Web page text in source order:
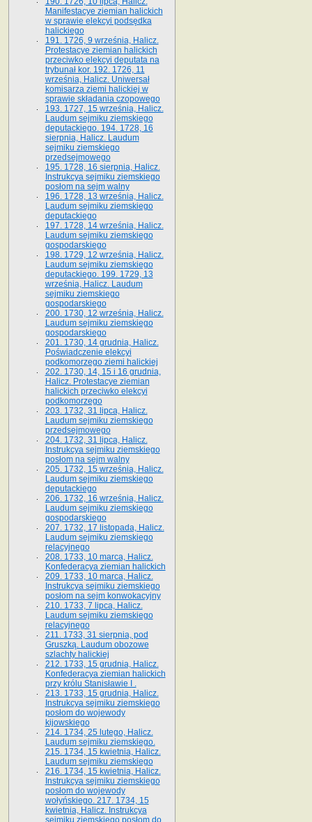
Manifestacye ziemian halickich
w sprawie elekcyi podsędka
halickiego
191. 1726, 9 września, Halicz.
Protestacye ziemian halickich
przeciwko elekcyi deputata na
trybunał kor. 192. 1726, 11
września, Halicz. Uniwersał
komisarza ziemi halickiej w
sprawie składania czopowego
193. 1727, 15 września, Halicz.
Laudum sejmiku ziemskiego
deputackiego. 194. 1728, 16
sierpnia, Halicz. Laudum
sejmiku ziemskiego
przedsejmowego
195. 1728, 16 sierpnia, Halicz.
Instrukcya sejmiku ziemskiego
posłom na sejm walny
196. 1728, 13 września, Halicz.
Laudum sejmiku ziemskiego
deputackiego
197. 1728, 14 września, Halicz.
Laudum sejmiku ziemskiego
gospodarskiego
198. 1729, 12 września, Halicz.
Laudum sejmiku ziemskiego
deputackiego. 199. 1729, 13
września, Halicz. Laudum
sejmiku ziemskiego
gospodarskiego
200. 1730, 12 września, Halicz.
Laudum sejmiku ziemskiego
gospodarskiego
201. 1730, 14 grudnia, Halicz.
Poświadczenie elekcyi
podkomorzego ziemi halickiej
202. 1730, 14, 15 i 16 grudnia,
Halicz. Protestacye ziemian
halickich przeciwko elekcyi
podkomorzego
203. 1732, 31 lipca, Halicz.
Laudum sejmiku ziemskiego
przedsejmowego
204. 1732, 31 lipca, Halicz.
Instrukcya sejmiku ziemskiego
posłom na sejm walny
205. 1732, 15 września, Halicz.
Laudum sejmiku ziemskiego
deputackiego
206. 1732, 16 września, Halicz.
Laudum sejmiku ziemskiego
gospodarskiego
207. 1732, 17 listopada, Halicz.
Laudum sejmiku ziemskiego
relacyjnego
208. 1733, 10 marca, Halicz.
Konfederacya ziemian halickich­
209. 1733, 10 marca, Halicz.
Instrukcya sejmiku ziemskiego
posłom na sejm konwokacyjny
210. 1733, 7 lipca, Halicz.
Laudum sejmiku ziemskiego
relacyjnego
211. 1733, 31 sierpnia, pod
Gruszką. Laudum obozowe
szlachty halickiej
212. 1733, 15 grudnia, Halicz.
Konfederacya ziemian halickich
przy królu Stanisławie I .
213. 1733, 15 grudnia, Halicz.
Instrukcya sejmiku ziemskiego
posłom do wojewody
kijowskiego
214. 1734, 25 lutego, Halicz.
Laudum sejmiku ziemskiego.
215. 1734, 15 kwietnia, Halicz.
Laudum sejmiku ziemskiego
216. 1734, 15 kwietnia, Halicz.
Instrukcya sejmiku ziemskiego
posłom do wojewody
wołyńskiego. 217. 1734, 15
kwietnia, Halicz. Instrukcya
sejmiku ziemskiego posłom do